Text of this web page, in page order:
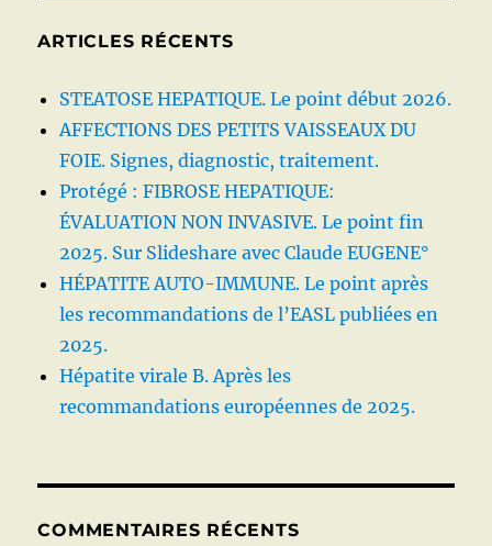
ARTICLES RÉCENTS
STEATOSE HEPATIQUE. Le point début 2026.
AFFECTIONS DES PETITS VAISSEAUX DU
FOIE. Signes, diagnostic, traitement.
Protégé : FIBROSE HEPATIQUE:
ÉVALUATION NON INVASIVE. Le point fin
2025. Sur Slideshare avec Claude EUGENE°
HÉPATITE AUTO-IMMUNE. Le point après
les recommandations de l’EASL publiées en
2025.
Hépatite virale B. Après les
recommandations européennes de 2025.
COMMENTAIRES RÉCENTS